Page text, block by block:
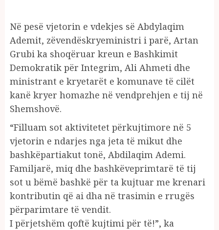
Në pesë vjetorin e vdekjes së Abdylaqim
Ademit, zëvendëskryeministri i parë, Artan
Grubi ka shoqëruar kreun e Bashkimit
Demokratik për Integrim, Ali Ahmeti dhe
ministrant e kryetarët e komunave të cilët
kanë kryer homazhe në vendprehjen e tij në
Shemshovë.
“Filluam sot aktivitetet përkujtimore në 5
vjetorin e ndarjes nga jeta të mikut dhe
bashkëpartiakut tonë, Abdilaqim Ademi.
Familjarë, miq dhe bashkëveprimtarë të tij
sot u bëmë bashkë për ta kujtuar me krenari
kontributin që ai dha në trasimin e rrugës
përparimtare të vendit.
I përjetshëm qoftë kujtimi për të!”, ka